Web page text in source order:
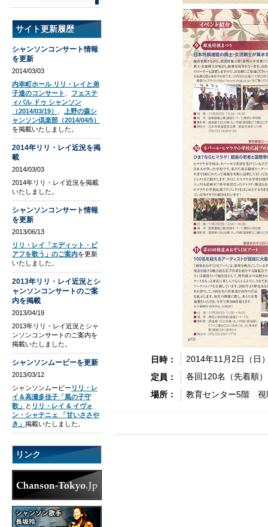
日時：
2014年11月2日（
定員：
各回120名（先着順）
場所：
教育センター5階 視
サイト更新履歴
シャンソンコンサート情報
を更新
2014/03/03
内幸町ホール リリ・レイと弟
子達のコンサート
フェステ
ィバル ドゥ シャンソン
（2014/03/19）
上野の森シ
ャンソン倶楽部（2014/04/5）
を掲載いたしました。
2014年リリ・レイ近況を掲
載
2014/03/03
2014年リリ・レイ近況を掲載
いたしました。
シャンソンコンサート情報
を更新
2013/06/13
リリ・レイ「エディット・ピ
アフを歌う」のご案内を更新
いたしました。
2013年リリ・レイ近況とシ
ャンソンコンサートのご案
内を掲載
2013/04/19
2013年リリ・レイ近況とシャ
ンソンコンサートのご案内を
掲載いたしました。
シャンソンムービーを更新
2013/03/12
シャンソンムービー リリ・レ
イ＆高瀬多佳子「風の子守
歌」
と リリ・レイ & イヴォ
ン・シャテニェ 「甘いささや
き」 掲載いたしました。
リンク